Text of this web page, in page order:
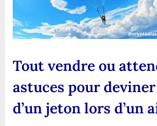
3
astuces
pour
deviner
prix
jeton
d’un
Tout vendre ou
astuces pour
d’un jeton lors d’un